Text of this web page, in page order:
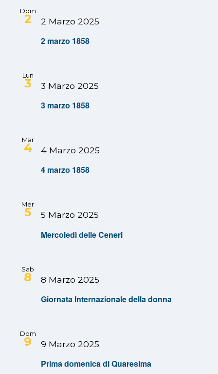
Dom
2
2 marzo 1858
2 Marzo 2025
Lun
3
3 marzo 1858
3 Marzo 2025
Mar
4
4 marzo 1858
4 Marzo 2025
Mer
5
Mercoledì delle Ceneri
5 Marzo 2025
Sab
8
Giornata Internazionale della donna
8 Marzo 2025
Dom
9
Prima domenica di Quaresima
9 Marzo 2025